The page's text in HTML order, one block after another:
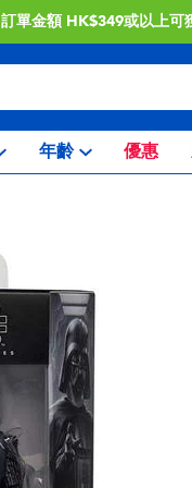
訂單金額 HK$349或以上可
年齡 優惠